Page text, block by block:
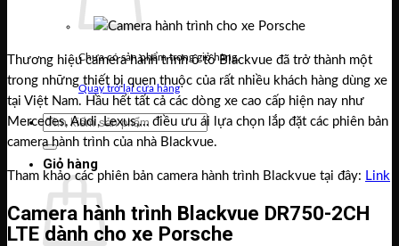
Chưa có sản phẩm trong giỏ hàng.
Quay trở lại cửa hàng
Tìm
kiếm:
Giỏ hàng
Thương hiệu camera hành trình ô tô Blackvue đã trở thành một
trong những thiết bị quen thuộc của rất nhiều khách hàng dùng xe
tại Việt Nam. Hầu hết tất cả các dòng xe cao cấp hiện nay như
Mercedes, Audi, Lexus,… điều ưu ái lựa chọn lắp đặt các phiên bản
camera hành trình của nhà Blackvue.
Tham khảo các phiên bản camera hành trình Blackvue tại đây: Link
Camera hành trình Blackvue DR750-2CH
LTE dành cho xe Porsche